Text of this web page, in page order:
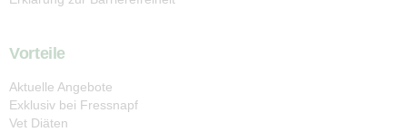
Vorteile
Aktuelle Angebote
Exklusiv bei Fressnapf
Vet Diäten